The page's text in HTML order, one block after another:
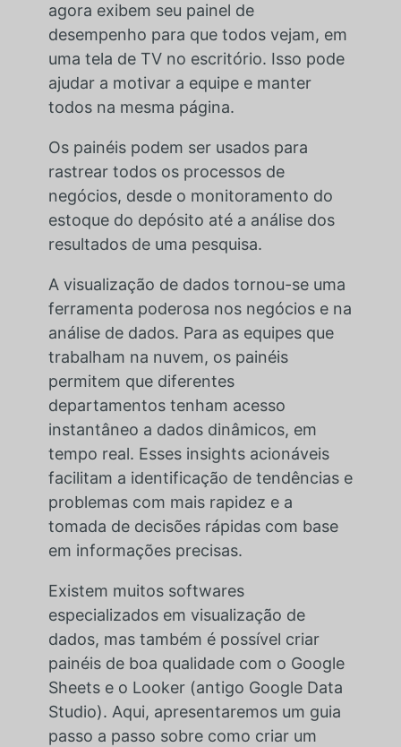
agora exibem seu painel de
desempenho para que todos vejam, em
uma tela de TV no escritório. Isso pode
ajudar a motivar a equipe e manter
todos na mesma página.
Os painéis podem ser usados para
rastrear todos os processos de
negócios, desde o monitoramento do
estoque do depósito até a análise dos
resultados de uma pesquisa.
A visualização de dados tornou-se uma
ferramenta poderosa nos negócios e na
análise de dados. Para as equipes que
trabalham na nuvem, os painéis
permitem que diferentes
departamentos tenham acesso
instantâneo a dados dinâmicos, em
tempo real. Esses insights acionáveis
facilitam a identificação de tendências e
problemas com mais rapidez e a
tomada de decisões rápidas com base
em informações precisas.
Existem muitos softwares
especializados em visualização de
dados, mas também é possível criar
painéis de boa qualidade com o Google
Sheets e o Looker (antigo Google Data
Studio). Aqui, apresentaremos um guia
passo a passo sobre como criar um